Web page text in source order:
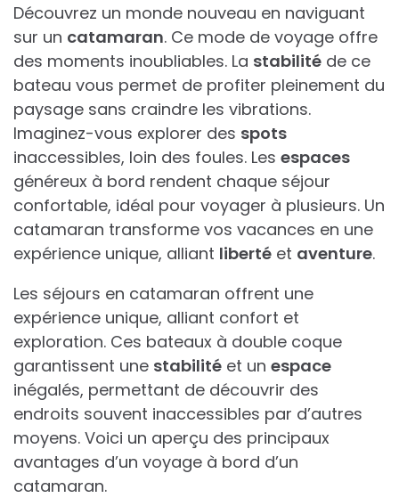
Découvrez un monde nouveau en naviguant
sur un catamaran. Ce mode de voyage offre
des moments inoubliables. La stabilité de ce
bateau vous permet de profiter pleinement du
paysage sans craindre les vibrations.
Imaginez-vous explorer des spots
inaccessibles, loin des foules. Les espaces
généreux à bord rendent chaque séjour
confortable, idéal pour voyager à plusieurs. Un
catamaran transforme vos vacances en une
expérience unique, alliant liberté et aventure.
Les séjours en catamaran offrent une
expérience unique, alliant confort et
exploration. Ces bateaux à double coque
garantissent une stabilité et un espace
inégalés, permettant de découvrir des
endroits souvent inaccessibles par d’autres
moyens. Voici un aperçu des principaux
avantages d’un voyage à bord d’un
catamaran.